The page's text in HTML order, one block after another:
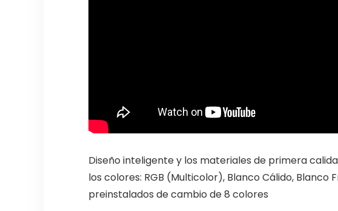
Diseño inteligente y los materiales de primera
los colores: RGB (Multicolor), Blanco Cálido,
preinstalados de cambio de 8 colores